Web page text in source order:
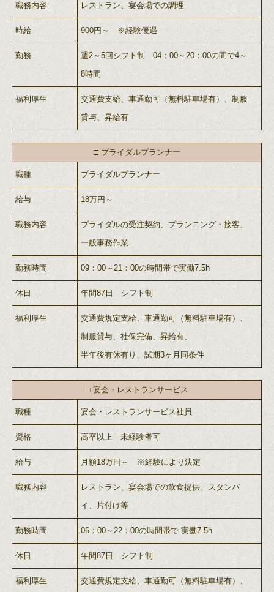
職務内容 レストラン、宴会場での調理
時給 900円～ ※経験優遇
勤務
週2～5回シフト制 04：00～20：00の間で4～
8時間
福利厚生
交通費支給、車通勤可（無料駐車場有）、制服
貸与、昇給有
□ ブライダルプランナー
職種 ブライダルプランナー
給与 18万円～
職務内容
ブライダルの受注契約、プランニング・接客、
一般事務作業
勤務時間 09：00～21：00の時間帯で実働7.5h
休日 年間87日 シフト制
福利厚生
交通費規定支給、車通勤可（無料駐車場有）、
制服貸与、社保完備、昇給有、
半年後有休有り、試期3ヶ月同条件
□ 宴会・レストランサービス
職種 宴会・レストランサービス社員
資格 高卒以上 未経験者可
給与 月額18万円～ ※経験により決定
職務内容
レストラン、宴会場での飲食提供、スタンバ
イ、片付け等
勤務時間 06：00～22：00の時間帯で 実働7.5h
休日 年間87日 シフト制
福利厚生
交通費規定支給、車通勤可（無料駐車場有）、